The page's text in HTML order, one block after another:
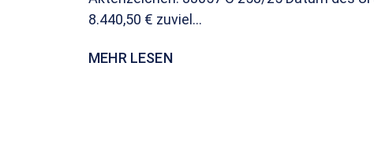
8.440,50 € zuviel...
MEHR LESEN